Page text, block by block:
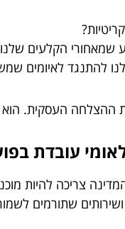
שמאחורי הקלעים
להתנגד לאיומים
העסקית. הוא
עובדת
צריכה להיות
שתורמים